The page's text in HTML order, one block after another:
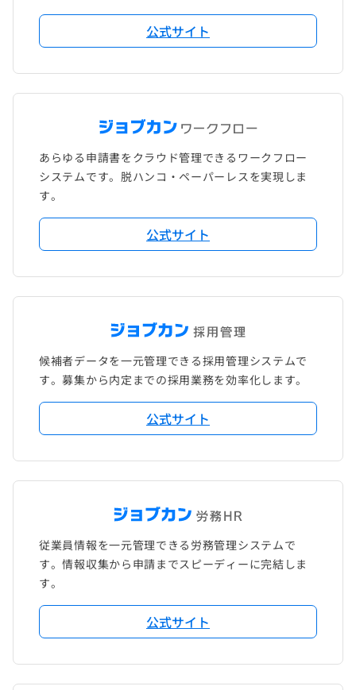
公式サイト
あらゆる申請書をクラウド管理できるワークフロー
システムです。脱ハンコ・ペーパーレスを実現しま
す。
公式サイト
候補者データを一元管理できる採用管理システムで
す。募集から内定までの採用業務を効率化します。
公式サイト
従業員情報を一元管理できる労務管理システムで
す。情報収集から申請までスピーディーに完結しま
す。
公式サイト